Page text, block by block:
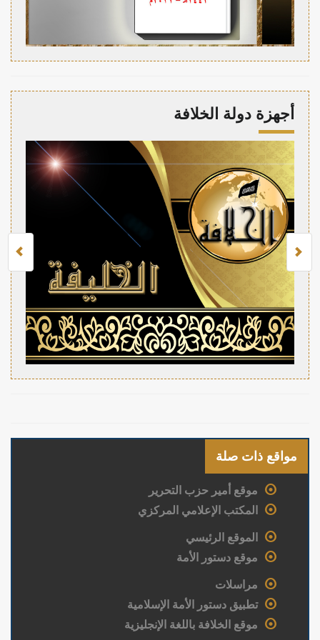
أجهزة دولة الخلافة
مواقع ذات صلة
موقع أمير حزب التحرير
المكتب الإعلامي المركزي
الموقع الرئيسي
موقع دستور الأمة
مراسلات
تطبيق دستور الأمة الإسلامية
موقع الخلافة باللغة الإنجليزية